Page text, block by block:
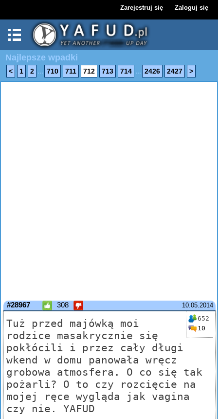
Zarejestruj się Zaloguj się
Najlepsze wpadki
< 1 2 ... 710 711 712 713 714 ... 2426 2427 >
10.05.2014
#28967 308
652
10
Tuż przed majówką moi
rodzice masakrycznie się
pokłócili i przez cały długi
wkend w domu panowała wręcz
grobowa atmosfera. O co się tak
pożarli? O to czy rozcięcie na
mojej ręce wygląda jak vagina
czy nie. YAFUD